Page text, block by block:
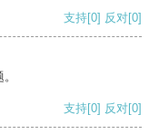
支持[0] 反对[0]
支持[0] 反对[0]